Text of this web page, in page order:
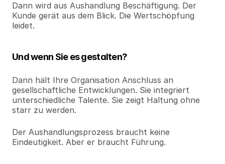
Dann wird aus Aushandlung Beschäftigung. Der
Kunde gerät aus dem Blick. Die Wertschöpfung
leidet.
Und wenn Sie es gestalten?
Dann hält Ihre Organisation Anschluss an
gesellschaftliche Entwicklungen. Sie integriert
unterschiedliche Talente. Sie zeigt Haltung ohne
starr zu werden.
Der Aushandlungsprozess braucht keine
Eindeutigkeit. Aber er braucht Führung.